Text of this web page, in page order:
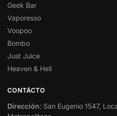
Geek Bar
Vaporesso
Voopoo
Bombo
Just Juice
Heaven & Hell
CONTÁCTO
Dirección: San Eugenio 1547,